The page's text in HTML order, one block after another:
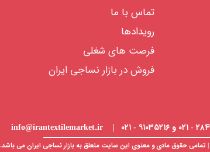
تماس با ما
رویدادها
فرصت های شغلی
فروش در بازار نساجی ایران
بازار نساجی ایران می باشد.